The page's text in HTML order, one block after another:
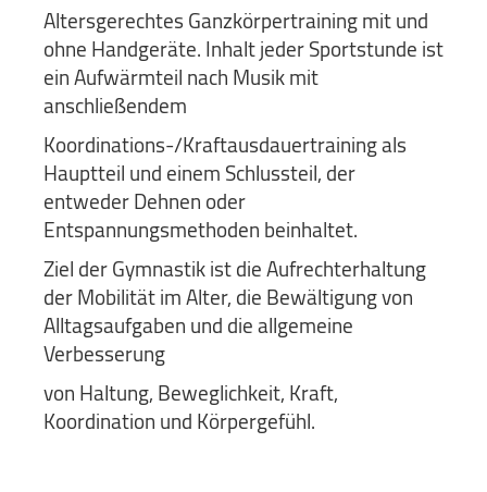
Altersgerechtes Ganzkörpertraining mit und
ohne Handgeräte. Inhalt jeder Sportstunde ist
ein Aufwärmteil nach Musik mit
anschließendem
Koordinations-/Kraftausdauertraining als
Hauptteil und einem Schlussteil, der
entweder Dehnen oder
Entspannungsmethoden beinhaltet.
Ziel der Gymnastik ist die Aufrechterhaltung
der Mobilität im Alter, die Bewältigung von
Alltagsaufgaben und die allgemeine
Verbesserung
von Haltung, Beweglichkeit, Kraft,
Koordination und Körpergefühl.